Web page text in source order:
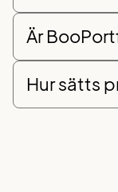
Är
Hur sätts